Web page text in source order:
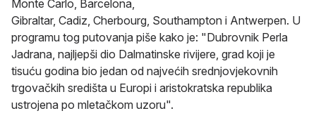
Monte Carlo, Barcelona,
Gibraltar, Cadiz, Cherbourg, Southampton i Antwerpen. U
programu tog putovanja piše kako je: "Dubrovnik Perla
Jadrana, najljepši dio Dalmatinske rivijere, grad koji je
tisuću godina bio jedan od najvećih srednjovjekovnih
trgovačkih središta u Europi i aristokratska republika
ustrojena po mletačkom uzoru".